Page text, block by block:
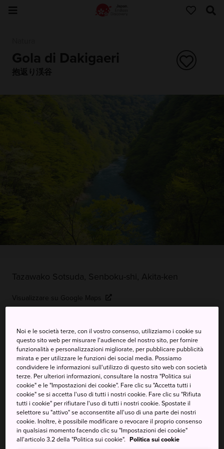
Gola di Dakigaeri
抱返り渓谷
Tazawako Sotsuda, Senboku-shi, Akita-ken
Visualizzare su Google Maps
PAROLE CHIAVE MAPPA
Una splendida gola con acque di
montagna azzurre e
lussureggianti foreste
primordiali
Noi e le società terze, con il vostro consenso, utilizziamo i cookie su
questo sito web per misurare l'audience del nostro sito, per fornire
funzionalità e personalizzazioni migliorate, per pubblicare pubblicità
mirata e per utilizzare le funzioni dei social media. Possiamo
condividere le informazioni sull'utilizzo di questo sito web con società
terze. Per ulteriori informazioni, consultare la nostra "Politica sui
cookie" e le "Impostazioni dei cookie". Fare clic su "Accetta tutti i
cookie" se si accetta l'uso di tutti i nostri cookie. Fare clic su "Rifiuta
tutti i cookie" per rifiutare l'uso di tutti i nostri cookie. Spostate il
selettore su "attivo" se acconsentite all'uso di una parte dei nostri
cookie. Inoltre, è possibile modificare o revocare il proprio consenso
in qualsiasi momento facendo clic su "Impostazioni dei cookie"
all'articolo 3.2 della "Politica sui cookie". Politica sui cookie